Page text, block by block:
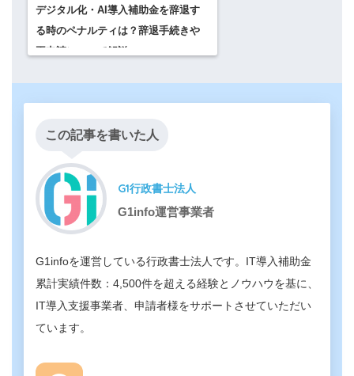
デジタル化・AI導入補助金を辞退す
る時のペナルティは？辞退手続きや
再申請について解説
この記事を書いた人
G1行政書士法人
G1info運営事業者
G1infoを運営している行政書士法人です。IT導入補助金
累計実績件数：4,500件を超える経験とノウハウを基に、
IT導入支援事業者、申請者様をサポートさせていただい
ています。